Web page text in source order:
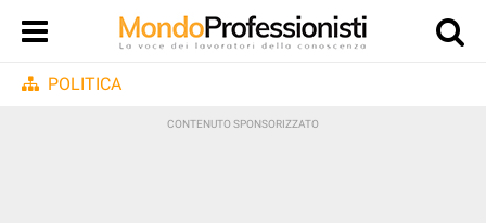
POLITICA